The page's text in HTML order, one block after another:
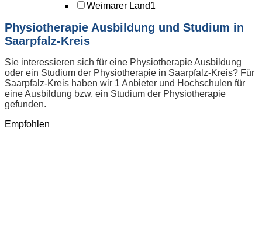
Weimarer Land1
Physiotherapie Ausbildung und Studium in
Saarpfalz-Kreis
Sie interessieren sich für eine Physiotherapie Ausbildung
oder ein Studium der Physiotherapie in Saarpfalz-Kreis? Für
Saarpfalz-Kreis haben wir 1 Anbieter und Hochschulen für
eine Ausbildung bzw. ein Studium der Physiotherapie
gefunden.
Empfohlen